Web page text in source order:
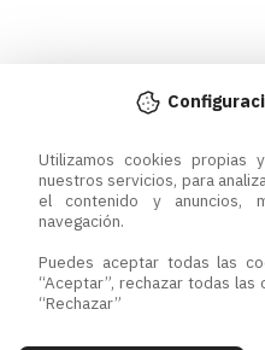
Utilizamos cookies propias
nuestros servicios, para
el contenido y anuncios,
navegación.
Puedes aceptar todas las
“Aceptar”, rechazar todas
“Rechazar”